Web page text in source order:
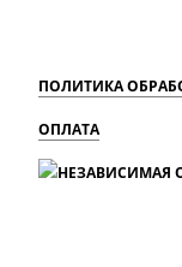
ПОЛИТИКА
ОПЛАТА